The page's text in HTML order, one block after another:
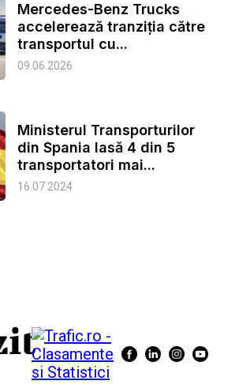
Mercedes-Benz Trucks
accelerează tranziția către
transportul cu...
09.06.2026
Ministerul Transporturilor
din Spania lasă 4 din 5
transportatori mai...
16.07.2024